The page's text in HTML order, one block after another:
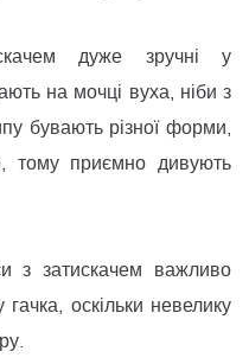
дуже зручні у
на мочці вуха, ніби з
бувають різної форми,
тому приємно дивують
з затискачем важливо
оскільки невелику